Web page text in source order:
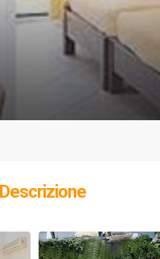
Descrizione